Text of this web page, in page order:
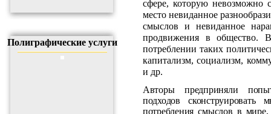
Полиграфические услуги
сфере, которую невозможно
место невиданное
смыслов и невиданное
продвижения в общество.
потреблении таких
капитализм, социализм,
и др.
Авторы предприняли
подходов сконструировать
потребления смыслов в